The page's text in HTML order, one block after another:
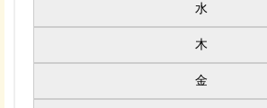
水
木
金